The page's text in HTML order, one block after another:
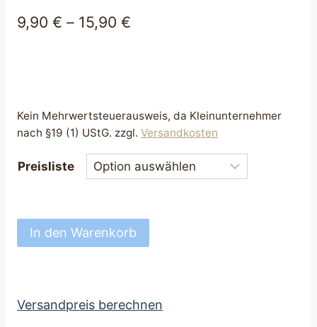
9,90 € – 15,90 €
Kein Mehrwertsteuerausweis, da Kleinunternehmer
nach §19 (1) UStG. zzgl. Versandkosten
Preisliste
Hundehalsband
stark
Hunde
In den Warenkorb
Versandpreis berechnen